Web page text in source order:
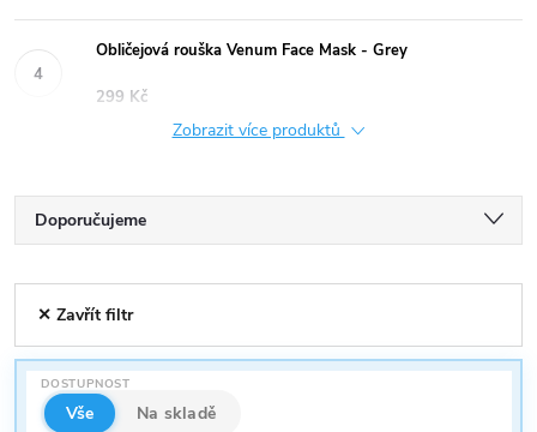
Obličejová rouška Venum Face Mask - Grey
299 Kč
Zobrazit více produktů
Ř
a
z
Doporučujeme
Nejdražší
Nejprodávanější
Abecedně
V
ý
✕ Zavřít filtr
DOSTUPNOST
Vše Na skladě